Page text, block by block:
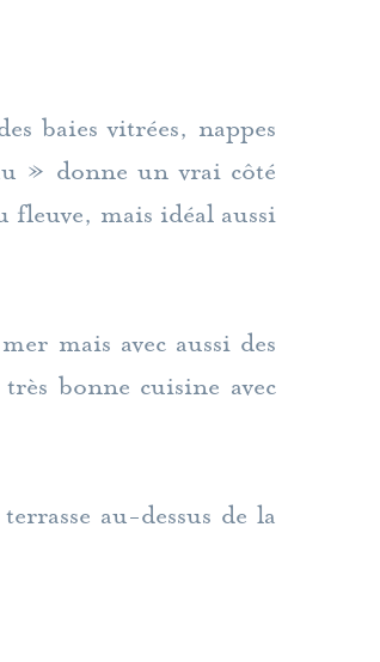
baies vitrées, nappes
» donne un vrai côté
fleuve, mais idéal aussi
mais avec aussi des
bonne cuisine avec
au-dessus de la